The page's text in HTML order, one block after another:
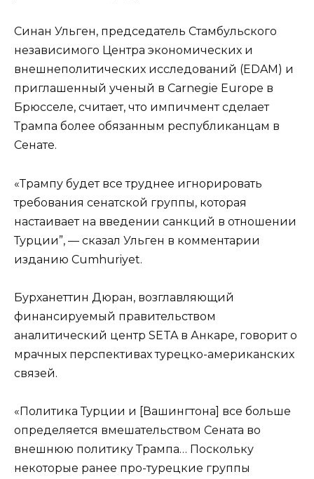
Синан Ульген, председатель Стамбульского
независимого Центра экономических и
внешнеполитических исследований (EDAM) и
приглашенный ученый в Carnegie Europe в
Брюсселе, считает, что импичмент сделает
Трампа более обязанным республиканцам в
Сенате.
«Трампу будет все труднее игнорировать
требования сенатской группы, которая
настаивает на введении санкций в отношении
Турции”, — сказал Ульген в комментарии
изданию Cumhuriyet.
Бурханеттин Дюран, возглавляющий
финансируемый правительством
аналитический центр SETA в Анкаре, говорит о
мрачных перспективах турецко-американских
связей.
«Политика Турции и [Вашингтона] все больше
определяется вмешательством Сената во
внешнюю политику Трампа… Поскольку
некоторые ранее про-турецкие группы